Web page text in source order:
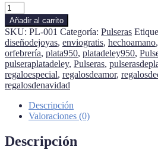
Pulsera
Grumet
-
Barbada
cantidad
Añadir al carrito
SKU: PL-001 Categoría: Pulseras
diseñodejoyas, enviogratis, hechoamano,
orfebrería, plata950, platadeley950,
pulseraplatadeley, Pulseras,
regaloespecial, regalosdeamor,
regalosdenavidad
Descripción
Valoraciones (0)
Descripción